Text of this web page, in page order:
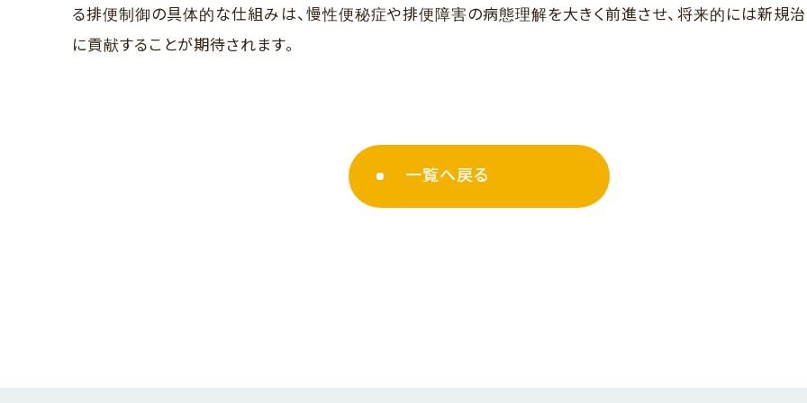
る排便制御の具体的な仕組みは、慢性便秘症や排便障害の病態理解を大きく前進させ、将来的には新規
に貢献することが期待されます。
一覧へ戻る